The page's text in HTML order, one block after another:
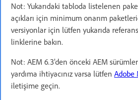
Not: Yukarıdaki tabloda listelenen
açıkları için minimum onarım
versiyonlar için lütfen yukarıda
linklerine bakın.
Not: AEM 6.3'den önceki AEM
yardıma ihtiyacınız varsa lütfen Adobe
iletişime geçin.